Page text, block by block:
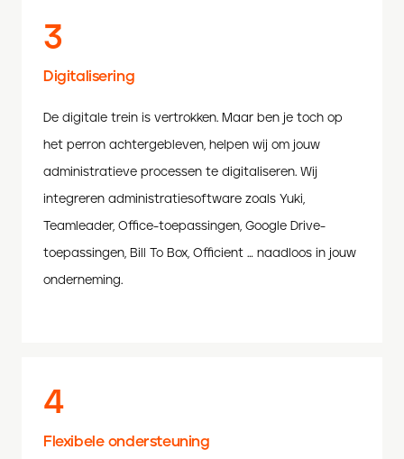
3
Digitalisering
De digitale trein is vertrokken. Maar ben je toch op
het perron achtergebleven, helpen wij om jouw
administratieve processen te digitaliseren. Wij
integreren administratiesoftware zoals Yuki,
Teamleader, Office-toepassingen, Google Drive-
toepassingen, Bill To Box, Officient … naadloos in jouw
onderneming.
4
Flexibele ondersteuning